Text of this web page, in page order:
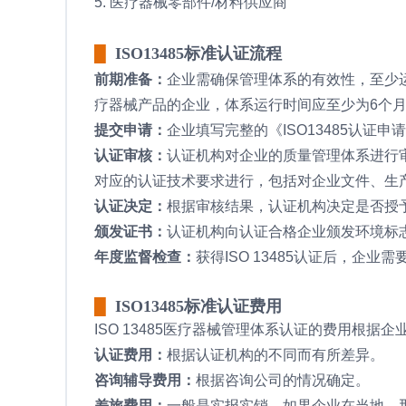
ISO13485标准认证流程
前期准备： 企业需确保管理体系的有效性，至
疗器械产品的企业，体系运行时间应至少为6个
提交申请： 企业填写完整的《ISO13485认证申
认证审核： 认证机构对企业的质量管理体系进
对应的认证技术要求进行，包括对企业文件、
认证决定： 根据审核结果，认证机构决定是否授
颁发证书： 认证机构向认证合格企业颁发环境
年度监督检查： 获得ISO 13485认证后，企业需
ISO13485标准认证费用
ISO 13485医疗器械管理体系认证的费用根据
认证费用： 根据认证机构的不同而有所差异。
咨询辅导费用： 根据咨询公司的情况确定。